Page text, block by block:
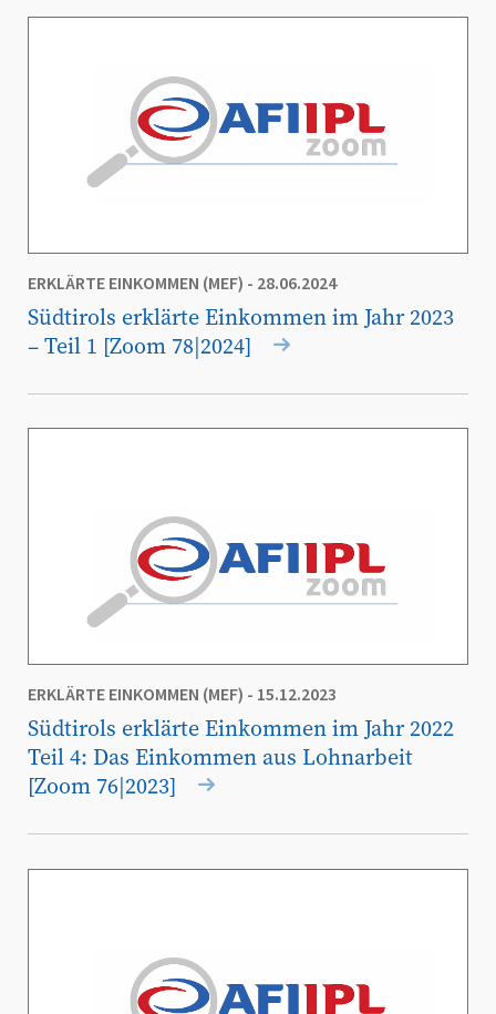
ERKLÄRTE EINKOMMEN (MEF) - 28.06.2024
Südtirols erklärte Einkommen im Jahr 2023
– Teil 1 [Zoom 78|2024]
ERKLÄRTE EINKOMMEN (MEF) - 15.12.2023
Südtirols erklärte Einkommen im Jahr 2022
Teil 4: Das Einkommen aus Lohnarbeit
[Zoom 76|2023]